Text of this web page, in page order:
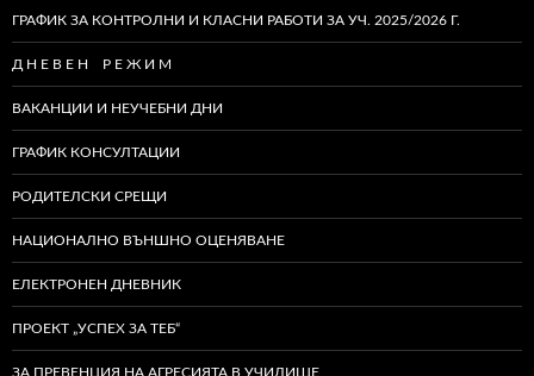
ГРАФИК ЗА КОНТРОЛНИ И КЛАСНИ РАБОТИ ЗА УЧ. 2025/2026 Г.
Д Н Е В Е Н Р Е Ж И М
ВАКАНЦИИ И НЕУЧЕБНИ ДНИ
ГРАФИК КОНСУЛТАЦИИ
РОДИТЕЛСКИ СРЕЩИ
НАЦИОНАЛНО ВЪНШНО ОЦЕНЯВАНЕ
ЕЛЕКТРОНЕН ДНЕВНИК
ПРОЕКТ „УСПЕХ ЗА ТЕБ“
ЗА ПРЕВЕНЦИЯ НА АГРЕСИЯТА В УЧИЛИЩЕ